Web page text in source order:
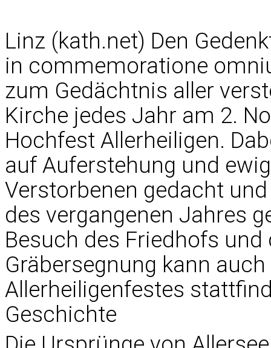
Linz (kath.net) Den
in commemoratione
zum Gedächtnis aller
Kirche jedes Jahr am 2.
Hochfest Allerheiligen.
auf Auferstehung und
Verstorbenen gedacht
des vergangenen Jahres
Besuch des Friedhofs und
Gräbersegnung kann
Allerheiligenfestes
Geschichte